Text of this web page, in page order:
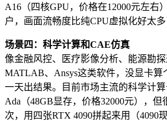
A16（四核GPU，价格在12000元左右
户，画面流畅度比纯CPU虚拟化好太多
场景四：科学计算和CAE仿真
像金融风控、医疗影像分析、能源勘
MATLAB、Ansys这类软件，没显卡算
一天出结果。目前市场主流的科学计
Ada（48GB显存，价格32000元），
次，用四张RTX 4090拼起来用（4090